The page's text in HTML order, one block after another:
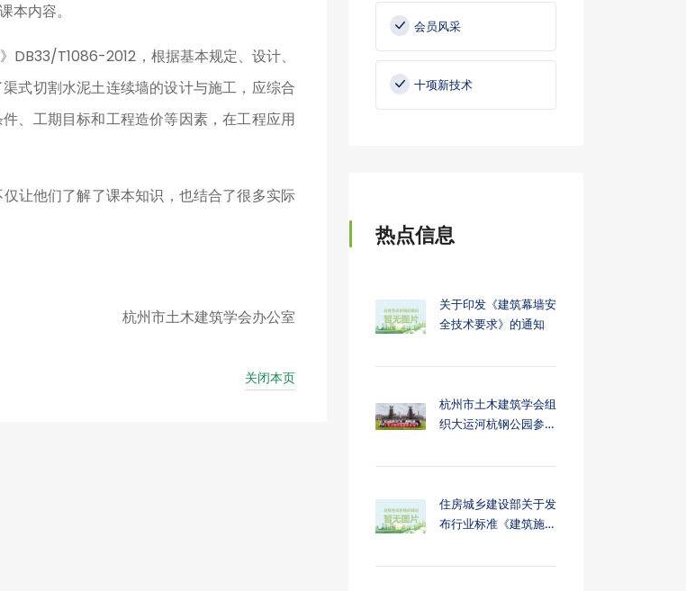
本内容。
T1086-2012，根据基本规定、设计、
式切割水泥土连续墙的设计与施工，应综合
、工期目标和工程造价等因素，在工程应用
让他们了解了课本知识，也结合了很多实际
杭州市土木建筑学会办公室
关闭本页
会员风采
十项新技术
热点信息
关于印发《建筑幕墙安
全技术要求》的通知
杭州市土木建筑学会组
织大运河杭钢公园参…
住房城乡建设部关于发
布行业标准《建筑施…